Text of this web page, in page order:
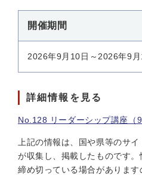
開催期間
2026年9月10日～2026年9月
詳細情報を見る
No.128 リーダーシップ講座（9
上記の情報は、国や県等のサ
が収集し、掲載したものです
締め切っている場合があります